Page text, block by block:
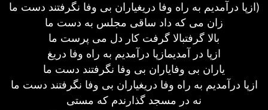
ازپا درآمدیم به راه وفا دریغیاران بی وفا نگرفتند دست ما)
زان می که داد ساقی مجلس به دست ما
بالا گرفتبالا گرفت کار دل می پرست ما
ازپا در آمدیمازپا درآمدیم به راه وفا دریغ
یاران بی وفایاران بی وفا نگرفتند دست ما
ازپا درآمدیم به راه وفا دریغیاران بی وفا نگرفتند دست ما
نه در مسجد گذارندم که مستی